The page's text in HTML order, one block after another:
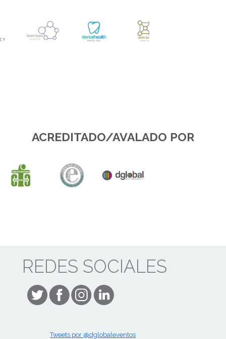
ACREDITADO/AVALADO POR
REDES SOCIALES
Tweets por @dglobaleventos